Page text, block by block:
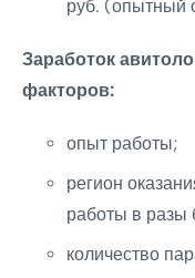
руб. (опытный
Заработок
факторов:
опыт работы;
регион
работы в разы
количество